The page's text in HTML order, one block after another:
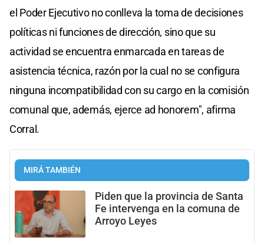
el Poder Ejecutivo no conlleva la toma de decisiones
políticas ni funciones de dirección, sino que su
actividad se encuentra enmarcada en tareas de
asistencia técnica, razón por la cual no se configura
ninguna incompatibilidad con su cargo en la comisión
comunal que, además, ejerce ad honorem", afirma
Corral.
MIRÁ TAMBIÉN
Piden que la provincia de Santa
Fe intervenga en la comuna de
Arroyo Leyes